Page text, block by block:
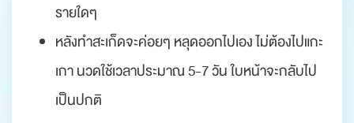
รายใดๆ
หลังทำสะเก็ดจะค่อยๆ หลุดออกไปเอง ไม่ต้องไปแกะ
เกา นวดใช้เวลาประมาณ 5-7 วัน ใบหน้าจะกลับไป
เป็นปกติ